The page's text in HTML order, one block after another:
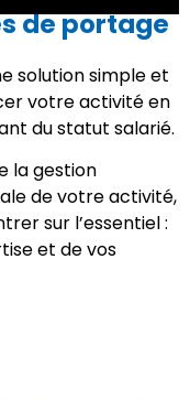
de portage
solution simple et
votre activité en
du statut salarié.
la gestion
de votre activité,
sur l’essentiel :
et de vos